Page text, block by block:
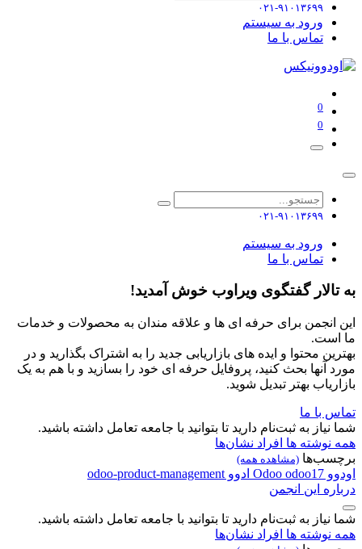
۰۲۱-۹۱۰۱۳۶۹۹
ورود به سیستم
تماس با ما
0
0
۰۲۱-۹۱۰۱۳۶۹۹
ورود به سیستم
تماس با ما
به تالار گفتگوی ویراوب خوش آمدید!
این انجمن برای حرفه ای ها و علاقه مندان به محصولات و خدمات
ما است.
بهترین محتوا و ایده های بازاریابی جدید را به اشتراک بگذارید و در
مورد آنها بحث کنید، پروفایل حرفه ای خود را بسازید و با هم به یک
بازاریاب بهتر تبدیل شوید.
تماس با ما
شما نیاز به ثبت‌نام دارید تا بتوانید با جامعه تعامل داشته باشید.
همه نوشته ها افراد نشان‌ها
برچسب‌ها (مشاهده همه)
اودوو Odoo odoo17 ادوو odoo-product-management
درباره این انجمن
شما نیاز به ثبت‌نام دارید تا بتوانید با جامعه تعامل داشته باشید.
همه نوشته ها افراد نشان‌ها